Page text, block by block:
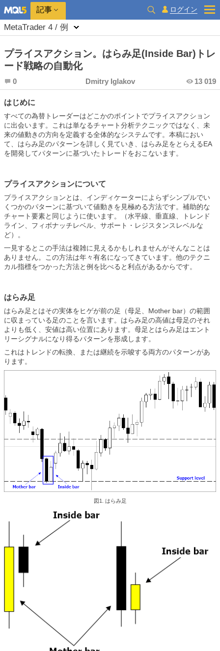
記事 ログイン
MetaTrader 4 / 例
プライスアクション。はらみ足(Inside Bar)トレ
ード戦略の自動化
0 Dmitry Iglakov 13 019
はじめに
すべての為替トレーダーはどこかのポイントでプライスアクション
に出会います。これは単なるチャート分析テクニックではなく、未
来の値動きの方向を定義する全体的なシステムです。本稿におい
て、はらみ足のパターンを詳しく見ていき、はらみ足をとらえるEA
を開発してパターンに基づいたトレードをおこないます。
プライスアクションについて
プライスアクションとは、インディケーターによらずシンプルでい
くつかのパターンに基づいて値動きを見極める方法です。補助的な
チャート要素と同じように使います。（水平線、垂直線、トレンド
ライン、フィボナッチレベル、サポート・レジスタンスレベルな
ど）。
一見するとこの手法は複雑に見えるかもしれませんがそんなことは
ありません。この方法は年々有名になってきています。他のテクニ
カル指標をつかった方法と例を比べると利点があるからです。
はらみ足
はらみ足とはその実体をヒゲが前の足（母足、Mother bar）の範囲
に収まっている足のことを言います。はらみ足の高値は母足のそれ
よりも低く、安値は高い位置にあります。母足とはらみ足はエント
リーシグナルになり得るパターンを形成します。
これはトレンドの転換、または継続を示唆する両方のパターンがあ
ります。
図1. はらみ足